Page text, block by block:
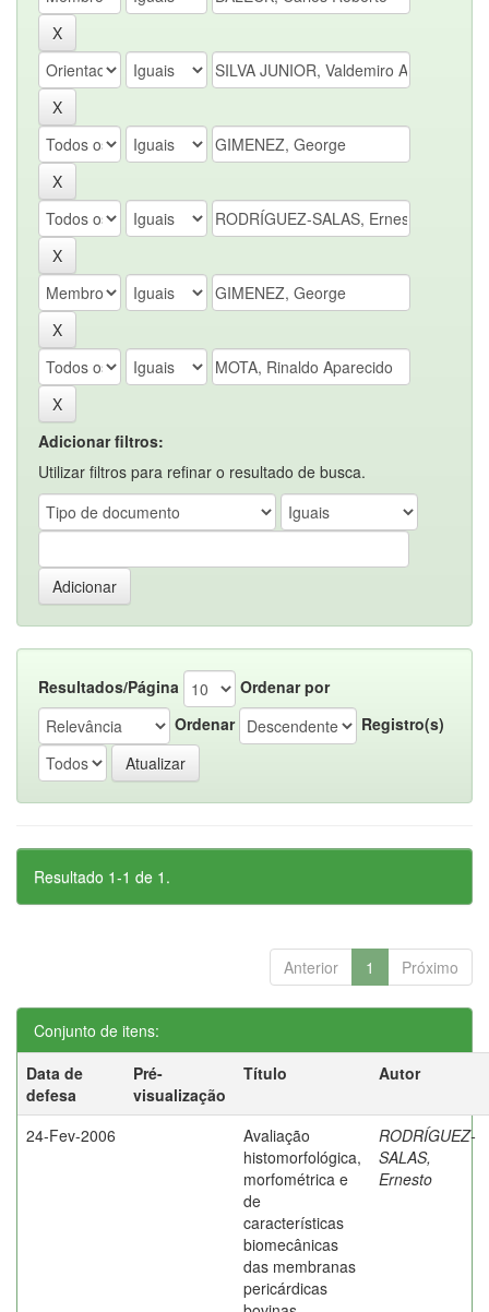
Adicionar filtros:
Utilizar filtros para refinar o resultado de busca.
Resultados/Página
Ordenar por
Ordenar
Registro(s)
Resultado 1-1 de 1.
Anterior 1 Próximo
Conjunto de itens:
Data de
defesa
Pré-
visualização
Título Autor
24-Fev-2006
Avaliação
histomorfológica,
morfométrica e
de
características
biomecânicas
das membranas
pericárdicas
RODRÍGUEZ-
SALAS,
Ernesto